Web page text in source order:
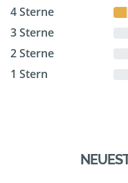
4 Sterne
3 Sterne
2 Sterne
1 Stern